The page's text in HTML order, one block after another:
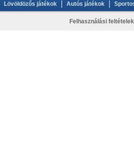
Lövöldözős játékok Autós játékok
Felhasználási feltételek